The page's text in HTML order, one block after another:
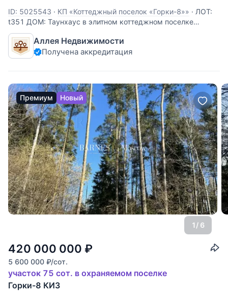
ID: 5025543 · КП «Коттеджный поселок «Горки-8»» · ЛОТ:
t351 ДОМ: Таунхаус в элитном коттеджном поселке
Горки-8. Дом полностью готов для проживания,
установлена вся необходимая мебель и техника. Ремонт в
доме сделан в спокойных тонах. В отделке дома
Аллея Недвижимости
Получена аккредитация
Премиум Новый
1/ 6
420 000 000 ₽
5 600 000 ₽/сот.
участок 75 сот. в охраняемом поселке
Горки-8 КИЗ